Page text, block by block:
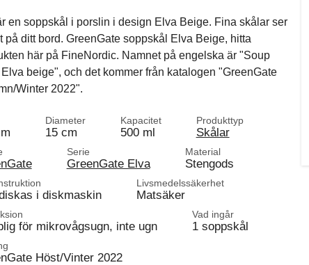
en soppskål i porslin i design Elva Beige. Fina skålar ser
på ditt bord. GreenGate soppskål Elva Beige, hitta
här på FineNordic. Namnet på engelska är "Soup
beige", och det kommer från katalogen "GreenGate
Winter 2022".
Diameter
15 cm
Kapacitet
500 ml
Produkttyp
Skålar
Serie
GreenGate Elva
Material
Stengods
i diskmaskin
Livsmedelssäkerhet
Matsäker
för mikrovågsugn, inte ugn
Vad ingår
1 soppskål
Höst/Vinter 2022